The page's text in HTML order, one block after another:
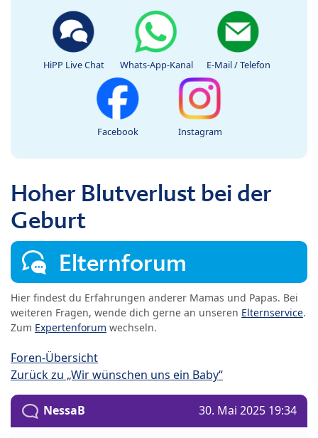
HiPP Live Chat Whats-App-Kanal E-Mail / Telefon
Facebook Instagram
Hoher Blutverlust bei der
Geburt
Elternforum
Hier findest du Erfahrungen anderer Mamas und Papas. Bei
weiteren Fragen, wende dich gerne an unseren Elternservice.
Zum Expertenforum wechseln.
Foren-Übersicht
Zurück zu „Wir wünschen uns ein Baby“
NessaB 30. Mai 2025 19:34